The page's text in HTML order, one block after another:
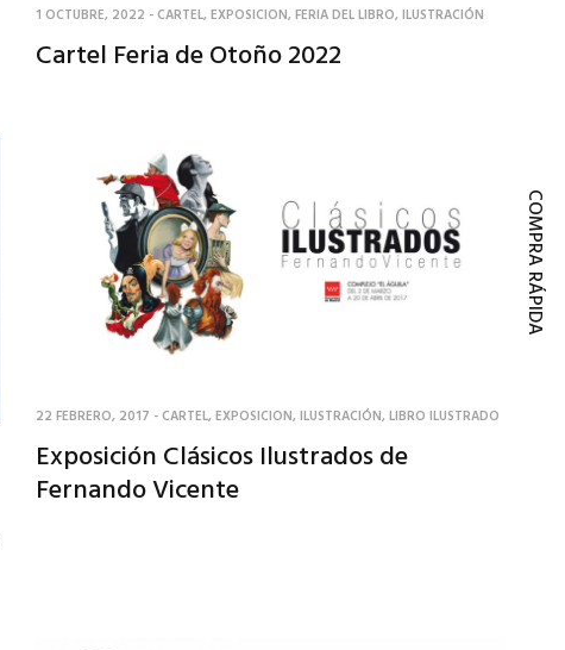
1 OCTUBRE, 2022 - CARTEL,EXPOSICION,FERIA DEL LIBRO,ILUSTRACIÓN
Cartel Feria de Otoño 2022
22 FEBRERO, 2017 - CARTEL,EXPOSICION,ILUSTRACIÓN,LIBRO ILUSTRADO
Exposición Clásicos Ilustrados de
Fernando Vicente
COMPRA RÁPIDA